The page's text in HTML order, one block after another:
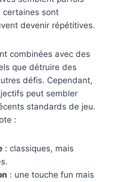
certaines sont
devenir répétitives.
combinées avec des
que détruire des
défis. Cependant,
peut sembler
standards de jeu.
:
: classiques, mais
: une touche fun mais